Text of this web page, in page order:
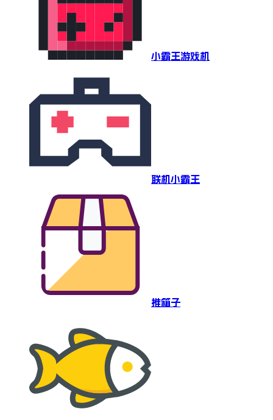
小霸王游戏机
联机小霸王
推箱子